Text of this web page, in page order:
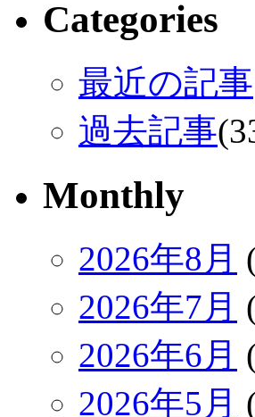
Categories
最近の記事
過去記事
Monthly
2026年8月
2026年7月
2026年6月
2026年5月